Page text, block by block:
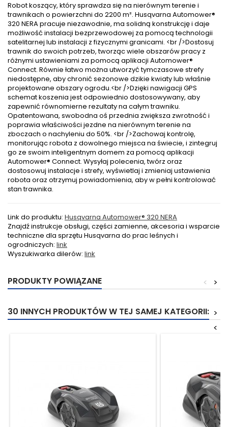
Robot koszący, który sprawdza się na nierównym terenie i
trawnikach o powierzchni do 2200 m². Husqvarna Automower®
320 NERA pracuje niezawodnie, ma solidną konstrukcję i daje
możliwość instalacji bezprzewodowej za pomocą technologii
satelitarnej lub instalacji z fizycznymi granicami. <br />Dostosuj
trawnik do swoich potrzeb, tworząc wiele obszarów pracy z
różnymi ustawieniami za pomocą aplikacji Automower®
Connect. Równie łatwo można utworzyć tymczasowe strefy
niedostępne, aby chronić sezonowe dzikie kwiaty lub właśnie
projektowane obszary ogrodu.<br />Dzięki nawigacji GPS
schemat koszenia jest odpowiednio dostosowywany, aby
zapewnić równomierne rezultaty na całym trawniku.
Opatentowana, swobodna oś przednia zwiększa zwrotność i
poprawia właściwości jezdne na nierównym terenie na
zboczach o nachyleniu do 50%. <br />Zachowaj kontrolę,
monitorując robota z dowolnego miejsca na świecie, i zintegruj
go ze swoim inteligentnym domem za pomocą aplikacji
Automower® Connect. Wysyłaj polecenia, twórz oraz
dostosowuj instalacje i strefy, wyświetlaj i zmieniaj ustawienia
robota oraz otrzymuj powiadomienia, aby w pełni kontrolować
stan trawnika.
Link do produktu: Husqvarna Automower® 320 NERA
Znajdź instrukcje obsługi, części zamienne, akcesoria i wsparcie
techniczne dla sprzętu Husqvarna do prac leśnych i
ogrodniczych: link
Wyszukiwarka dilerów: link
PRODUKTY POWIĄZANE >
<
30 INNYCH PRODUKTÓW W TEJ SAMEJ KATEGORII: >
<